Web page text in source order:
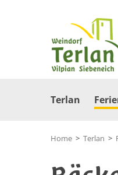
Terlan
Home > Terlan >